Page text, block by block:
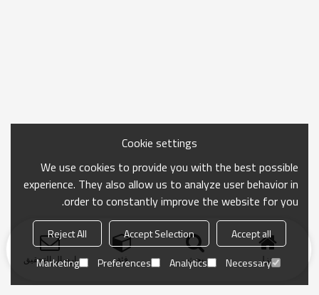
منزل بحث فئة ارسال التحقيق
Cookie settings
We use cookies to provide you with the best possible
experience. They also allow us to analyze user behavior in
order to constantly improve the website for you.
Accept all
Accept Selection
Reject All
Necessary
Analytics
Preferences
Marketing